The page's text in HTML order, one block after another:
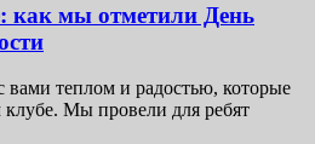
как мы отметили День
вами теплом и радостью, которые
Мы провели для ребят